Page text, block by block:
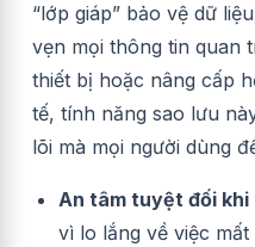
“lớp giáp” bảo vệ dữ
vẹn mọi thông tin quan
thiết bị hoặc nâng cấp
tế, tính năng sao lưu
lõi mà mọi người dùng
An tâm tuyệt đối khi
vì lo lắng về việc